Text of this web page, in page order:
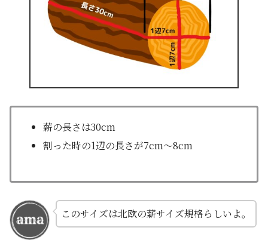
薪の長さは30cm
割った時の1辺の長さが7cm〜8cm
このサイズは北欧の薪サイズ規格らしいよ。